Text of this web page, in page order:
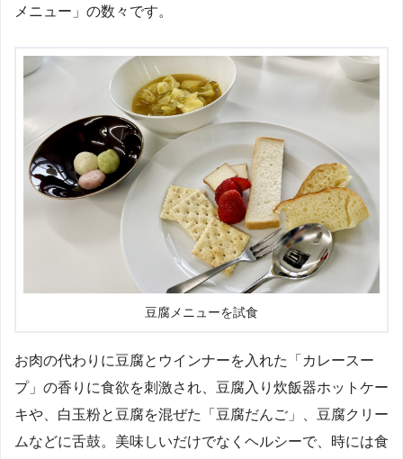
メニュー」の数々です。
豆腐メニューを試食
お肉の代わりに豆腐とウインナーを入れた「カレースー
プ」の香りに食欲を刺激され、豆腐入り炊飯器ホットケー
キや、白玉粉と豆腐を混ぜた「豆腐だんご」、豆腐クリー
ムなどに舌鼓。美味しいだけでなくヘルシーで、時には食